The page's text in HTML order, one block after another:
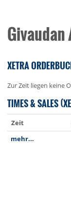
Givaudan
XETRA
Zur Zeit liegen keine
TIMES & SALES
Zeit
mehr...